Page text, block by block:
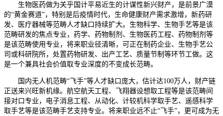
生物医药做为关乎国计平易近生的计谋性新兴财产，是前景广漠
的“黄金赛道”，特别是后疫情时代，生命健康财产需求激增，新药研
发、医疗器械等范畴人才缺口持续扩大。生物科学、生物手艺等是该
范畴研发的焦点专业，药学、药物制剂、生物医药工程、药物制剂等
是该范畴使用专业，将来职业径清晰，可正在制药企业、生物手艺公
司或科研院所，处置药物研发、出产工艺、质量节制等环节工做。这
是一个兼具社会价值取专业深度的不变成长范畴。
国内无人机范畴“飞手”等人才缺口庞大，估计达100万人，财产链
正送来兴旺新机缘。航空航天工程、飞翔器设想取工程等是该范畴间
接对口专业，电子消息工程、从动化、计较机科学取手艺、遥感科学
取手艺等是该范畴手艺支持专业。将来职业远不止“飞手”，更可成为无